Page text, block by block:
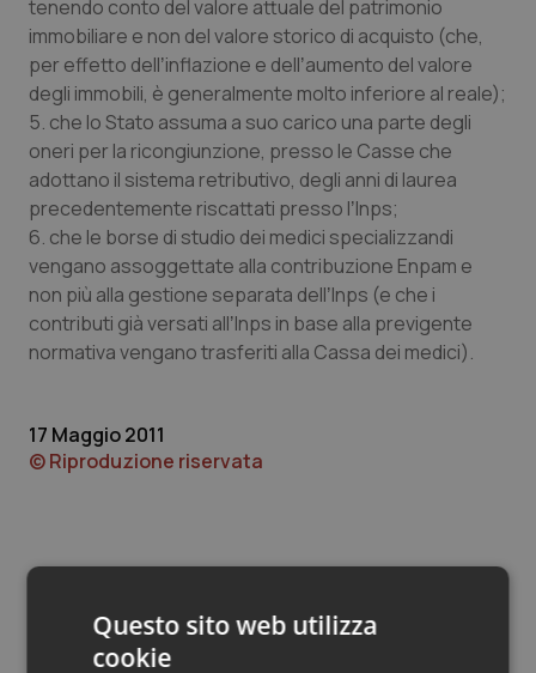
Toscana
Umbria
Valle D’Aosta
Veneto
Obesità
Oftalmologia
Oncodermatologia
Oncoematologia
Oncologia & Nutrizione
Psoriasi & pelle
Quotidiano Chirurgia
Quotidiano Pediatria
Rene & patologie urogenitali
tenendo conto del valore attuale del patrimonio
immobiliare e non del valore storico di acquisto (che,
per effetto dellʼinflazione e dellʼaumento del valore
degli immobili, è generalmente molto inferiore al reale);
5. che lo Stato assuma a suo carico una parte degli
oneri per la ricongiunzione, presso le Casse che
adottano il sistema retributivo, degli anni di laurea
precedentemente riscattati presso lʼInps;
6. che le borse di studio dei medici specializzandi
vengano assoggettate alla contribuzione Enpam e
non più alla gestione separata dellʼInps (e che i
contributi già versati allʼInps in base alla previgente
normativa vengano trasferiti alla Cassa dei medici).
17 Maggio 2011
© Riproduzione riservata
Potrebbe interessarti in
Questo sito web utilizza
cookie